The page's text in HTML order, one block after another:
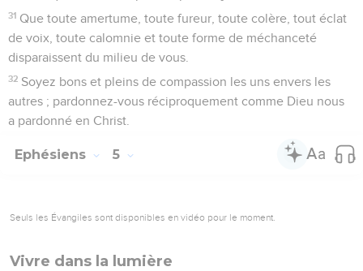
31 Que toute amertume, toute fureur, toute colère, tout éclat
de voix, toute calomnie et toute forme de méchanceté
disparaissent du milieu de vous.
32 Soyez bons et pleins de compassion les uns envers les
autres ; pardonnez-vous réciproquement comme Dieu nous
a pardonné en Christ.
Ephésiens 5
Seuls les Évangiles sont disponibles en vidéo pour le moment.
Vivre dans la lumière